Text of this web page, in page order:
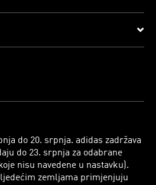
do 20. srpnja. adidas zadržava
do 23. srpnja za odabrane
nisu navedene u nastavku).
zemljama primjenjuju